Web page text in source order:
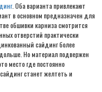
. Оба варианта привлекают
в основном предназначен для
обшивки карниза смотрится
отверстий практически
сайдинг более
Но материал подвержен
место где постоянно
станет желтеть и